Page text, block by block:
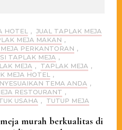
HOTEL , JUAL TAPLAK MEJA
MEJA MAKAN ,
PERKANTORAN ,
TAPLAK MEJA ,
MEJA , TAPLAK MEJA ,
MEJA HOTEL ,
TEMA ANDA ,
RESTOURANT ,
USAHA , TUTUP MEJA
murah berkualitas di